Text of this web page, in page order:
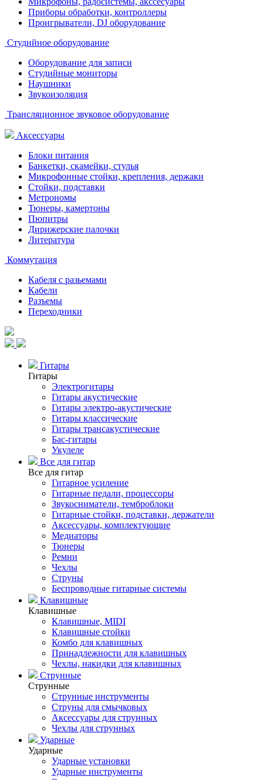
Приборы обработки, контроллеры
Проигрыватели, DJ оборудование
Студийное оборудование
Оборудование для записи
Студийные мониторы
Наушники
Звукоизоляция
Трансляционное звуковое оборудование
Аксессуары
Блоки питания
Банкетки, скамейки, стулья
Микрофонные стойки, крепления, держаки
Стойки, подставки
Метрономы
Тюнеры, камертоны
Пюпитры
Дирижерские палочки
Литература
Коммутация
Кабеля с разьемами
Кабели
Разъемы
Переходники
Гитары
Гитары
Электрогитары
Гитары акустические
Гитары электро-акустические
Гитары классические
Гитары трансакустические
Бас-гитары
Укулеле
Все для гитар
Все для гитар
Гитарное усиление
Гитарные педали, процессоры
Звукосниматели, темброблоки
Гитарные стойки, подставки, держатели
Аксессуары, комплектующие
Медиаторы
Тюнеры
Ремни
Чехлы
Струны
Беспроводные гитарные системы
Клавишные
Клавишные
Клавишные, MIDI
Клавишные стойки
Комбо для клавишных
Принадлежности для клавишных
Чехлы, накидки для клавишных
Струнные
Струнные
Струнные инструменты
Струны для смычковых
Аксессуары для струнных
Чехлы для струнных
Ударные
Ударные
Ударные установки
Ударные инструменты